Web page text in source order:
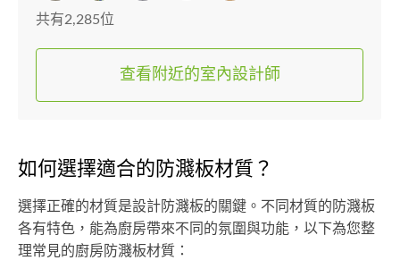
共有2,285位
查看附近的室內設計師
如何選擇適合的防濺板材質？
選擇正確的材質是設計防濺板的關鍵。不同材質的防濺板
各有特色，能為廚房帶來不同的氛圍與功能，以下為您整
理常見的廚房防濺板材質：